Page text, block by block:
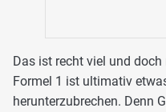
Das ist recht viel und
Formel 1 ist ultimativ
herunterzubrechen. Denn